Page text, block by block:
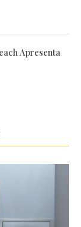
Apresenta